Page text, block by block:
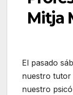
Mitja
El pasado
nuestro tutor
nuestro